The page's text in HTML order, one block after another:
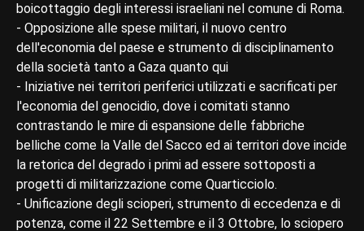
boicottaggio degli interessi israeliani nel comune di Roma.
- Opposizione alle spese militari, il nuovo centro
dell'economia del paese e strumento di disciplinamento
della società tanto a Gaza quanto qui
- Iniziative nei territori periferici utilizzati e sacrificati per
l'economia del genocidio, dove i comitati stanno
contrastando le mire di espansione delle fabbriche
belliche come la Valle del Sacco ed ai territori dove incide
la retorica del degrado i primi ad essere sottoposti a
progetti di militarizzazione come Quarticciolo.
- Unificazione degli scioperi, strumento di eccedenza e di
potenza, come il 22 Settembre e il 3 Ottobre, lo sciopero